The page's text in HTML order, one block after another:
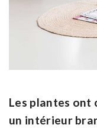
Les plantes ont
un intérieur